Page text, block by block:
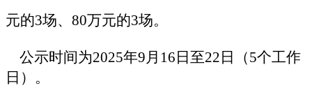
元的3场、80万元的3场。
公示时间为2025年9月16日至22日（5个工作
日）。